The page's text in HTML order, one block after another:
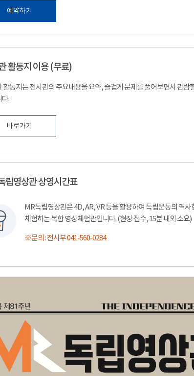
예약하기
활동지 이용 (무료)
활동지는 전시관의 주요내용을 요약, 즐겁게 문제를 풀어보면서 관
다.
바로가기
립영상관 상영시간표
MR독립영상관은 4D, AR, VR 등을 활용하여 독립운동의 역
체험하는 복합 영상체험관입니다. (현장 접수, 15분 내외 소요)
※문의 : 전시부 041-560-0284